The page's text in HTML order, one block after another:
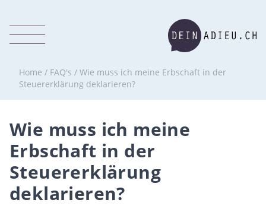
Home / FAQ's / Wie muss ich meine Erbschaft in der
Steuererklärung deklarieren?
Wie muss ich meine
Erbschaft in der
Steuererklärung
deklarieren?